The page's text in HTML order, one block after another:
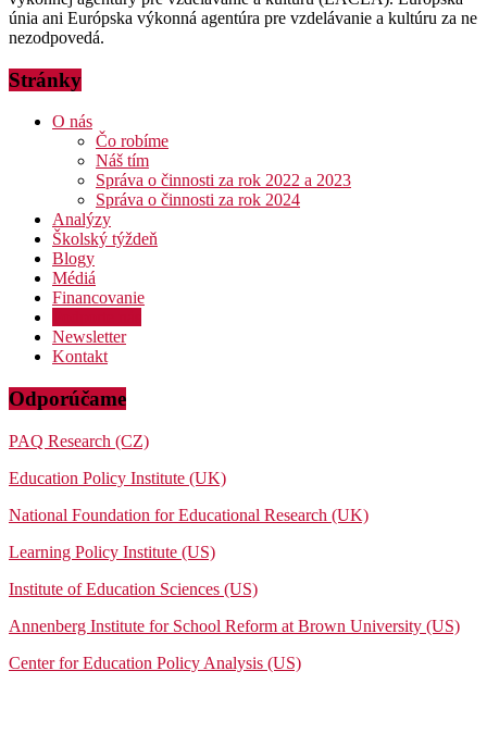
únia ani Európska výkonná agentúra pre vzdelávanie a kultúru za ne
nezodpovedá.
Stránky
O nás
Čo robíme
Náš tím
Správa o činnosti za rok 2022 a 2023
Správa o činnosti za rok 2024
Analýzy
Školský týždeň
Blogy
Médiá
Financovanie
Newsletter
Kontakt
Odporúčame
PAQ Research (CZ)
Education Policy Institute (UK)
National Foundation for Educational Research (UK)
Learning Policy Institute (US)
Institute of Education Sciences (US)
Annenberg Institute for School Reform at Brown University (US)
Center for Education Policy Analysis (US)